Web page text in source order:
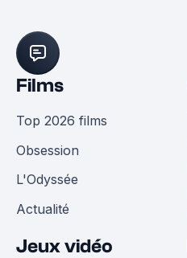
Films
Top 2026 films
Obsession
L'Odyssée
Actualité
Jeux vidéo